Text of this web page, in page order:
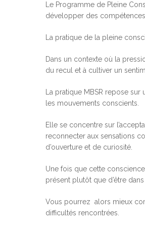
Le Programme de Pleine
développer des
La pratique de la pleine
Dans un contexte où la
du recul et à cultiver un
La pratique MBSR repose
les mouvements conscients.
Elle se concentre sur
reconnecter aux sensations
d’ouverture et de curiosité.
Une fois que cette
présent plutôt que d’être
Vous pourrez alors mieux
difficultés rencontrées.